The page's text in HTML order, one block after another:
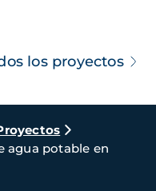
los proyectos
agua potable en